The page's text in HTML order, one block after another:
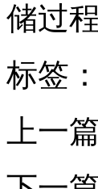
储过
标签：
上一